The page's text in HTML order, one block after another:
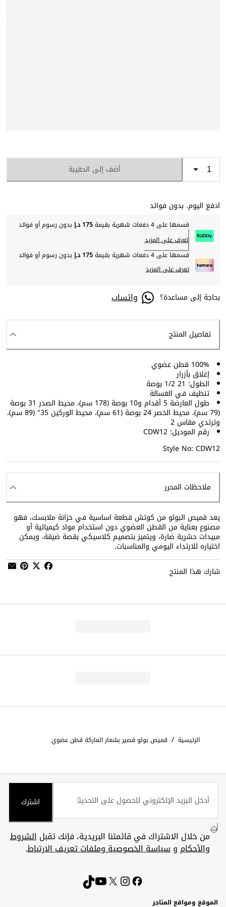
أضف إلى الحقيبة
ادفع اليوم. بدون فوائد
قسمها على 4 دفعات شهرية بقيمة 175 د.إ
بدون رسوم أو فوائد
تعرف على المزيد
قسمها على 4 دفعات شهرية بقيمة
175 د.إ
بدون رسوم أو فوائد
تعرف على المزيد
بحاجة إلى مساعدة؟ واتساب
تفاصيل المنتج
100% قطن عضوي
إغلاق بأزرار
الطول: 21 1/2 بوصة
تنظيف في الغسالة
طول العارضة 5 أقدام و10 بوصة (178 سم)، محيط الصدر 31 بوصة
(79 سم)، محيط الخصر 24 بوصة (61 سم)، محيط الوركين 35" (89 سم)،
وترتدي مقاس 2
رقم الموديل: CDW12
Style No: CDW12
ملاحظات المحرر
يعد قميص البولو من كوتش قطعة اساسية في خزانة ملابسك، فهو
مصنوع بعناية من القطن العضوي دون استخدام مواد كيميائية أو
مبيدات حشرية ضارة، ويتميز بتصميم كلاسيكي بقصة ضيقة، ويمكن
اختياره للارتداء اليومي والمناسبات.
شارك هذا المنتج
الرئيسية / قميص بولو قصير بشعار الماركة قطن عضوي
اشترك
من خلال الاشتراك في قائمتنا البريدية، فإنك تقبلالشروط
والأحكام وسياسة الخصوصية وملفات تعريف الارتباط.
الموقع ومواقع المتاجر